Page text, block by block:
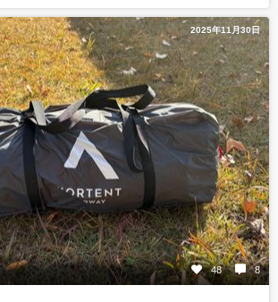
2025年11月30日
48 8